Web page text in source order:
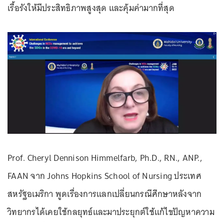
เรื้อรังให้มีประสิทธิภาพสูงสุด และคุ้มค่ามากที่สุด
Prof. Cheryl Dennison Himmelfarb, Ph.D., RN., ANP.,
FAAN จาก Johns Hopkins School of Nursing ประเทศ
สหรัฐอเมริกา พูดเรื่องการแลกเปลี่ยนกรณีศึกษาหลังจาก
วิทยากรได้เคยใช้กลยุทธ์และมาประยุกต์ใช้แก้ไขปัญหาความ